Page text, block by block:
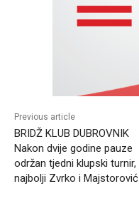
Previous article
BRIDŽ KLUB DUBROVNIK
Nakon dvije godine pauze
održan tjedni klupski turnir,
najbolji Zvrko i Majstorović